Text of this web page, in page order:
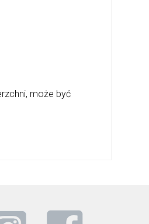
może być